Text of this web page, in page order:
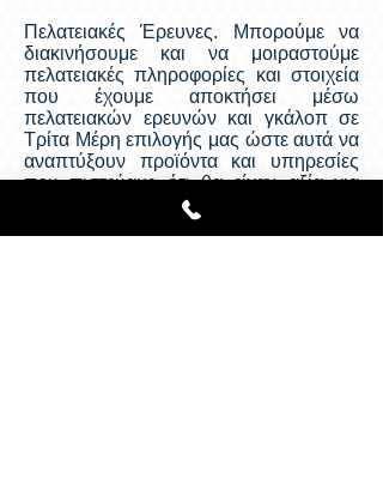
Πελατειακές Έρευνες. Μπορούμε να
διακινήσουμε και να μοιραστούμε
πελατειακές πληροφορίες και στοιχεία
που έχουμε αποκτήσει μέσω
πελατειακών ερευνών και γκάλοπ σε
Τρίτα Μέρη επιλογής μας ώστε αυτά να
αναπτύξουν προϊόντα και υπηρεσίες
που πιστεύαμε ότι θα είχαν αξία για
Το ίδιο μπορούμε να κάνουμε και εμείς